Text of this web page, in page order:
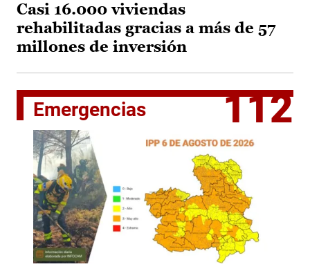
Casi 16.000 viviendas
rehabilitadas gracias a más de 57
millones de inversión
Emergencias 112